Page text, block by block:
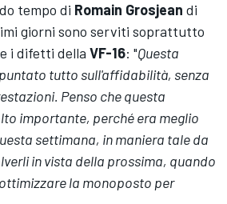
tempo di Romain Grosjean di
giorni sono serviti soprattutto
i difetti della VF-16: "Questa
tutto sull'affidabilità, senza
Penso che questa
importante, perché era meglio
settimana, in maniera tale da
in vista della prossima, quando
la monoposto per